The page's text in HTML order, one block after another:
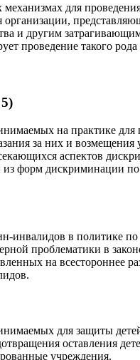
для
и другим
проведение такого рода
на практике для
за них и
аспектов
форм дискриминации
инвалидов в политике
проблематики в
на всестороннее
для защиты
оставления
учреждения.